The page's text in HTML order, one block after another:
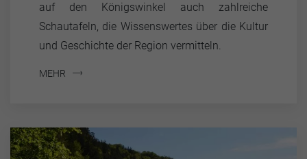
auf den Königswinkel auch zahlreiche
Schautafeln, die Wissenswertes über die Kultur
und Geschichte der Region vermitteln.
MEHR